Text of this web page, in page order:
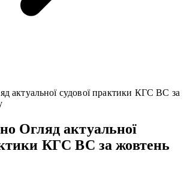
актуальної судової практики КГС ВС за
Огляд актуальної
КГС ВС за жовтень